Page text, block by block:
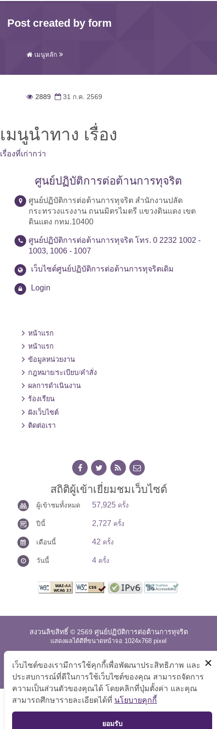
Post created by form
เมนูหลัก
2889 31 ก.ค. 2569
เมนูนำทาง เรื่อง
เรื่องที่เก่ากว่า
ศูนย์ปฏิบัติการต่อต้านการทุจริต
ศูนย์ปฏิบัติการต่อต้านการทุจริต สำนักงานปลัด
กระทรวงแรงงาน ถนนมิตรไมตรี แขวงดินแดง เขต
ดินแดง กทม.10400
ศูนย์ปฏิบัติการต่อต้านการทุจริต โทร. 0 2232 1002 -
1003, 1006 - 1007
เว็บไซต์ศูนย์ปฏิบัติการต่อต้านการทุจริตเดิม
Login
หน้าแรก
หน้าแรก
ข้อมูลหน่วยงาน
กฎหมาย/ระเบียบ/คำสั่ง
ผลการดำเนินงาน
ร้องเรียน
ผังเว็บไซต์
ติดต่อเรา
สถิติผู้เข้าเยี่ยมชมเว็บไซต์
ผู้เข้าชมทั้งหมด 57,925 ครั้ง
ปีนี้ 2,727 ครั้ง
เดือนนี้ 42 ครั้ง
วันนี้ 4 ครั้ง
สงวนลิขสิทธิ์ © 2569 ศูนย์ปฏิบัติการต่อต้านการทุจริต
แสดงผลได้ดีที่ขนาดหน้าจอ 1024x768 pixel
แผนผังเว็บไซต์ คำถามที่พบบ่อย นโยบายเว็บไซต์
|
การปฏิเสธความรับผิด
TOP
เว็บไซต์ของเรามีการใช้คุกกี้เพื่อพัฒนาประสิทธิภาพ และ
ประสบการณ์ที่ดีในการใช้เว็บไซต์ของคุณ สามารถจัดการ
ความเป็นส่วนตัวของคุณได้ โดยคลิกที่ปุ่มตั้งค่า และคุณ
สามารถศึกษารายละเอียดได้ที่ นโยบายคุกกี้
ยอมรับ